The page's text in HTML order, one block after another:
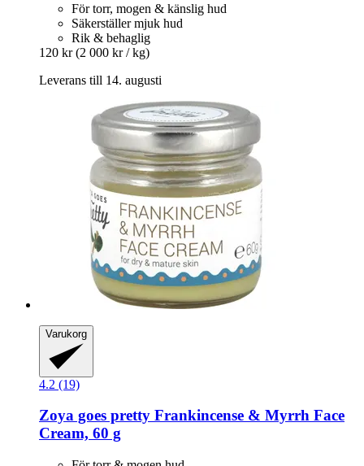
För torr, mogen & känslig hud
Säkerställer mjuk hud
Rik & behaglig
120 kr (2 000 kr / kg)
Leverans till 14. augusti
Varukorg
4.2 (19)
Zoya goes pretty Frankincense & Myrrh Face
Cream, 60 g